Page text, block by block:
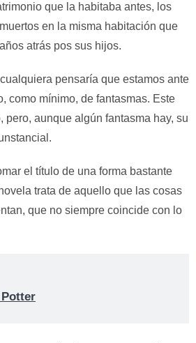
que la habitaba antes, los
en la misma habitación que
atrás pos sus hijos.
pensaría que estamos ante
como mínimo, de fantasmas. Este
pero, aunque algún fantasma hay, su
el título de una forma bastante
trata de aquello que las cosas
que no siempre coincide con lo